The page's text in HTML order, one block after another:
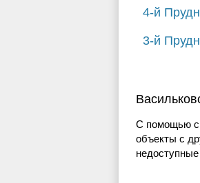
4-й
3-й
С помощью
объекты с